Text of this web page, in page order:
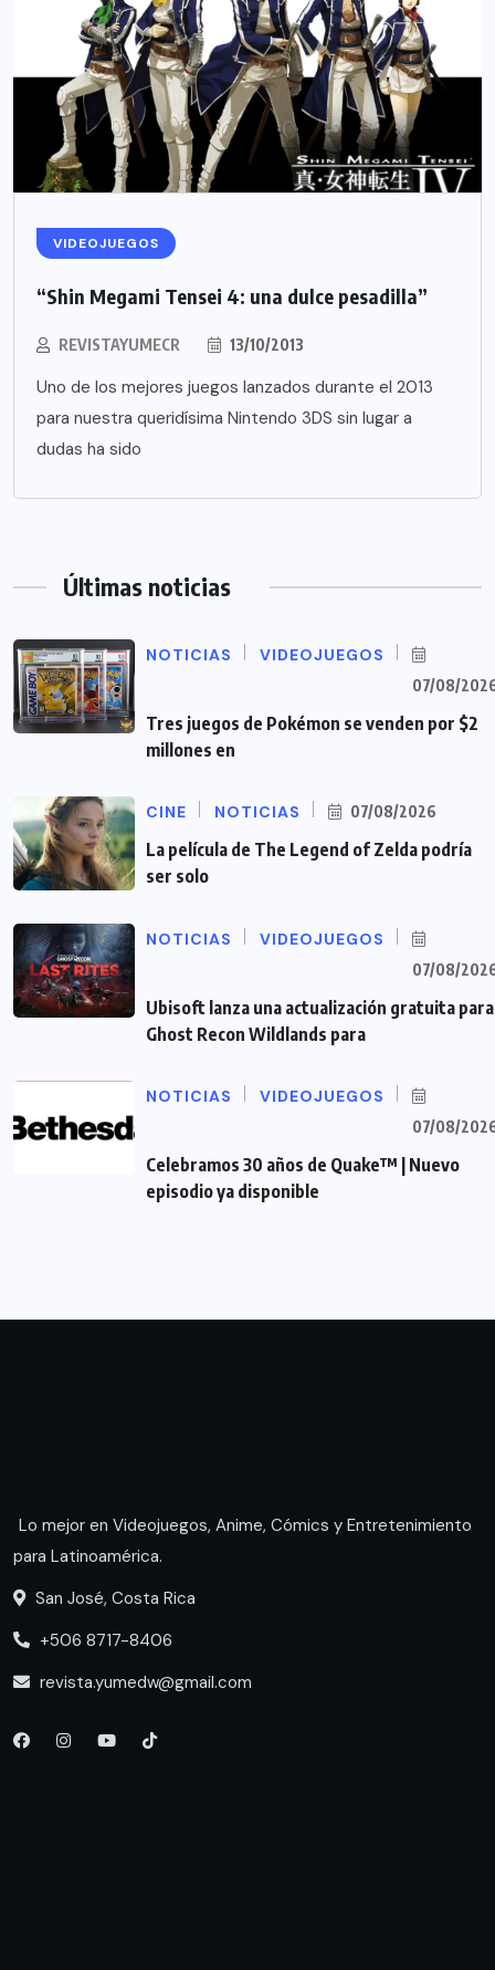
VIDEOJUEGOS
“Shin Megami Tensei 4: una dulce pesadilla”
REVISTAYUMECR 13/10/2013
Uno de los mejores juegos lanzados durante el 2013
para nuestra queridísima Nintendo 3DS sin lugar a
dudas ha sido
Últimas noticias
NOTICIAS VIDEOJUEGOS
07/08/
Tres juegos de Pokémon se venden por $2
millones en
CINE NOTICIAS 07/08/2026
La película de The Legend of Zelda podría
ser solo
NOTICIAS VIDEOJUEGOS
07/08/
Ubisoft lanza una actualización gratuita para
Ghost Recon Wildlands para
NOTICIAS VIDEOJUEGOS
07/08/
Celebramos 30 años de Quake™ | Nuevo
episodio ya disponible
Lo mejor en Videojuegos, Anime, Cómics y Entretenimiento
para Latinoamérica.
San José, Costa Rica
+506 8717-8406
revista.yumedw@gmail.com